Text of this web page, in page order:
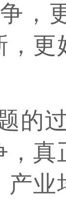
，
，
过
，
产